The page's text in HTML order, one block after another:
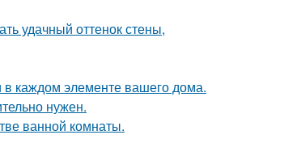
удачный оттенок стены,
в каждом элементе вашего дома.
нужен.
ванной комнаты.